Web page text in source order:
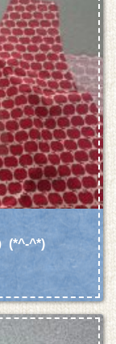
(*^-^*)